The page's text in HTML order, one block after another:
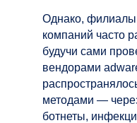
Однако, филиалы
компаний часто
будучи сами
вендорами
методами —
ботнеты,